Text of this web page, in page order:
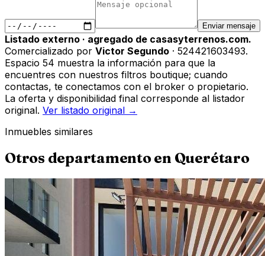
Enviar mensaje
Listado externo · agregado de casasyterrenos.com.
Comercializado por Victor Segundo · 524421603493.
Espacio 54 muestra la información para que la
encuentres con nuestros filtros boutique; cuando
contactas, te conectamos con el broker o propietario.
La oferta y disponibilidad final corresponde al listador
original. Ver listado original →
Inmuebles similares
Otros departamentoen Querétaro